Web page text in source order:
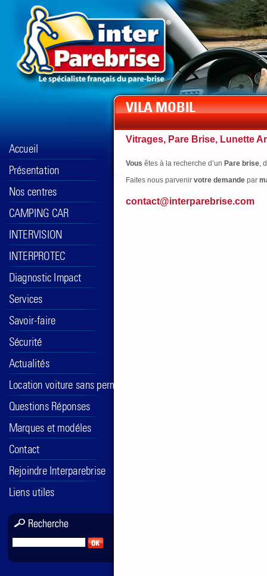
Vitrages, Pare Brise, Lunette
Vous êtes à la recherche d’un Pare brise,
Faites nous parvenir votre demande par
contact@interparebrise.com